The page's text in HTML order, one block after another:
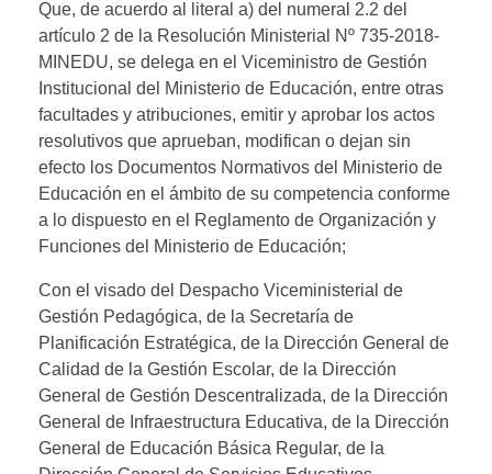
Que, de acuerdo al literal a) del numeral 2.2 del
artículo 2 de la Resolución Ministerial Nº 735-2018-
MINEDU, se delega en el Viceministro de Gestión
Institucional del Ministerio de Educación, entre otras
facultades y atribuciones, emitir y aprobar los actos
resolutivos que aprueban, modifican o dejan sin
efecto los Documentos Normativos del Ministerio de
Educación en el ámbito de su competencia conforme
a lo dispuesto en el Reglamento de Organización y
Funciones del Ministerio de Educación;
Con el visado del Despacho Viceministerial de
Gestión Pedagógica, de la Secretaría de
Planificación Estratégica, de la Dirección General de
Calidad de la Gestión Escolar, de la Dirección
General de Gestión Descentralizada, de la Dirección
General de Infraestructura Educativa, de la Dirección
General de Educación Básica Regular, de la